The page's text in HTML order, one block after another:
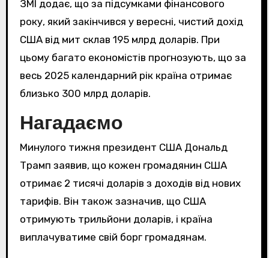
ЗМІ додає, що за підсумками фінансового
року, який закінчився у вересні, чистий дохід
США від мит склав 195 млрд доларів. При
цьому багато економістів прогнозують, що за
весь 2025 календарний рік країна отримає
близько 300 млрд доларів.
Нагадаємо
Минулого тижня президент США Дональд
Трамп заявив, що кожен громадянин США
отримає 2 тисячі доларів з доходів від нових
тарифів. Він також зазначив, що США
отримують трильйони доларів, і країна
виплачуватиме свій борг громадянам.